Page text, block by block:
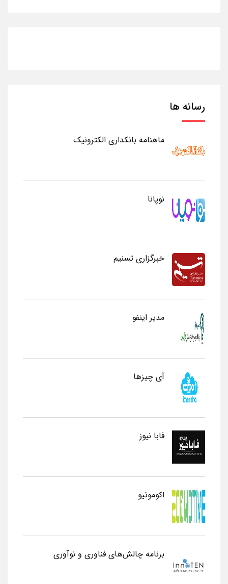
رسانه ها
ماهنامه بانکداری الکترونیک
نوپانا
خبرگزاری تسنیم
مدیر اینفو
آی چیزها
فابا نیوز
اکوموتیو
برنامه چالش‌های فناوری و نوآوری